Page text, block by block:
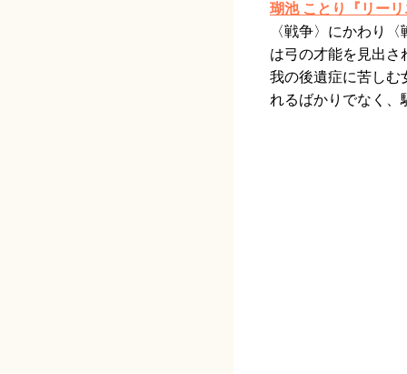
瑚池 ことり『リー
〈戦争〉にかわり
は弓の才能を見出さ
我の後遺症に苦しむ
れるばかりでなく、